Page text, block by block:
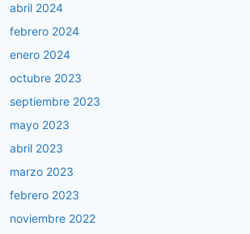
abril 2024
febrero 2024
enero 2024
octubre 2023
septiembre 2023
mayo 2023
abril 2023
marzo 2023
febrero 2023
noviembre 2022